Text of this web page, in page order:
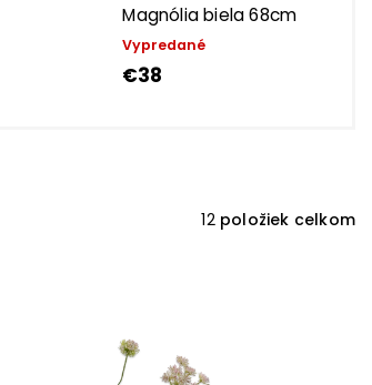
Magnólia biela 68cm
Vypredané
€38
12položiek celkom